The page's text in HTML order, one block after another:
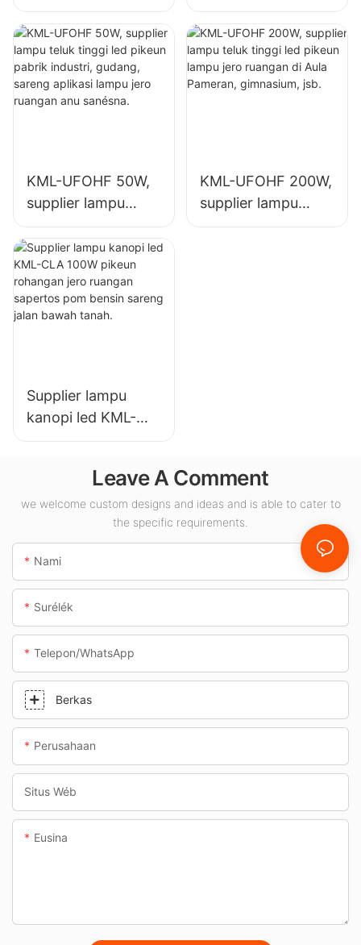
teluk tinggi led
pikeun pabrik
industri, gudang,
sareng aplikasi
lampu jero ruangan
teluk tinggi led
pikeun lampu jero
ruangan di pabrik
industri,
KML-UFOHF 50W,
supplier lampu
teluk tinggi led
pikeun pabrik
industri, gudang,
sareng aplikasi
lampu jero ruangan
KML-UFOHF 200W,
supplier lampu
teluk tinggi led
Supplier lampu
kanopi led KML-
CLA 100W pikeun
ruangan sapertos
pom bensin sareng
jalan bawah tanah.
Leave A Comment
we welcome custom designs and ideas and is able to cater to
the specific requirements.
Nami
Surélék
Telepon/whatsApp
Berkas
Perusahaan
Situs Wéb
Eusina